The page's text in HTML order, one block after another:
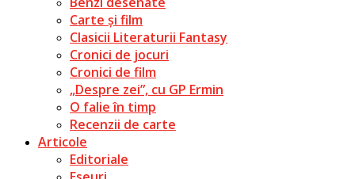
Carte și film
Clasicii Literaturii Fantasy
Cronici de jocuri
Cronici de film
„Despre zei”, cu GP Ermin
O falie în timp
Recenzii de carte
Articole
Editoriale